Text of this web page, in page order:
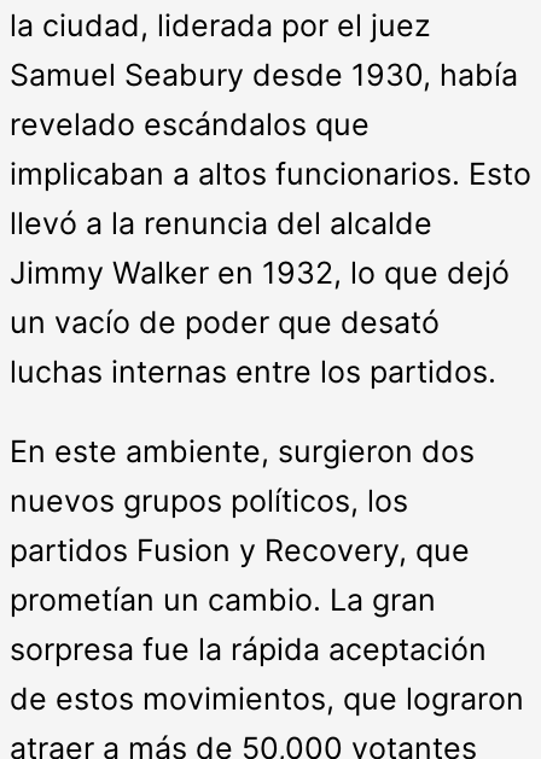
la ciudad, liderada por el juez
Samuel Seabury desde 1930, había
revelado escándalos que
implicaban a altos funcionarios. Esto
llevó a la renuncia del alcalde
Jimmy Walker en 1932, lo que dejó
un vacío de poder que desató
luchas internas entre los partidos.
En este ambiente, surgieron dos
nuevos grupos políticos, los
partidos Fusion y Recovery, que
prometían un cambio. La gran
sorpresa fue la rápida aceptación
de estos movimientos, que lograron
atraer a más de 50,000 votantes